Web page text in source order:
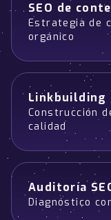
SEO de
Estrategia de
orgánico
Linkbuilding
Construcción
calidad
Auditoría
Diagnóstico